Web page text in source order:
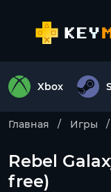
Xbox
Главная Игры
Rebel
free)